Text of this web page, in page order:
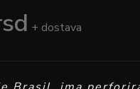
+ dostava